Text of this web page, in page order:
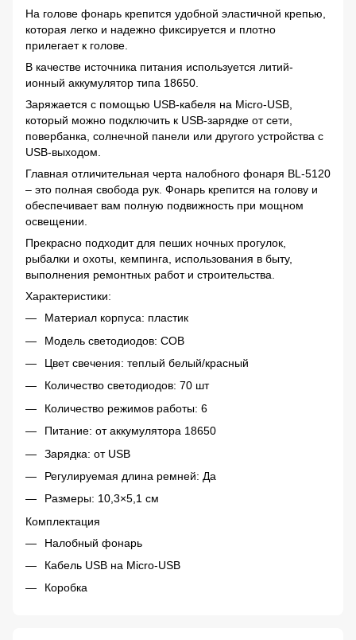
На голове фонарь крепится удобной эластичной крепью,
которая легко и надежно фиксируется и плотно
прилегает к голове.
В качестве источника питания используется литий-
ионный аккумулятор типа 18650.
Заряжается с помощью USB-кабеля на Micro-USB,
который можно подключить к USB-зарядке от сети,
повербанка, солнечной панели или другого устройства с
USB-выходом.
Главная отличительная черта налобного фонаря BL-5120
– это полная свобода рук. Фонарь крепится на голову и
обеспечивает вам полную подвижность при мощном
освещении.
Прекрасно подходит для пеших ночных прогулок,
рыбалки и охоты, кемпинга, использования в быту,
выполнения ремонтных работ и строительства.
Характеристики:
Материал корпуса: пластик
Модель светодиодов: COB
Цвет свечения: теплый белый/красный
Количество светодиодов: 70 шт
Количество режимов работы: 6
Питание: от аккумулятора 18650
Зарядка: от USB
Регулируемая длина ремней: Да
Размеры: 10,3×5,1 см
Комплектация
Налобный фонарь
Кабель USB на Micro-USB
Коробка